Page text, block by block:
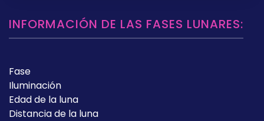
INFORMACIÓN DE LAS FASES LUNARES:
Fase
Iluminación
Edad de la luna
Distancia de la luna